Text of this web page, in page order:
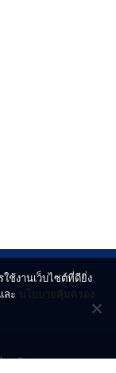
ยกัน
ช้งานเว็บไซต์ที่ดียิ่ง
ละ นโยบายคุ้มครอง